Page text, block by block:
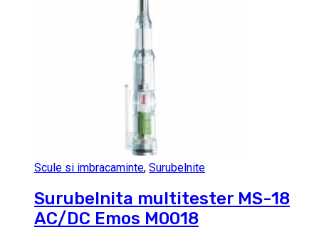
Scule si imbracaminte, Surubelnite
Surubelnita multitester MS-18
AC/DC Emos M0018